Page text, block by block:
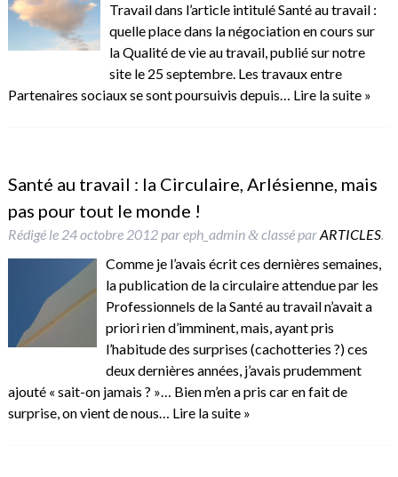
Travail dans l’article intitulé Santé au travail :
quelle place dans la négociation en cours sur
la Qualité de vie au travail, publié sur notre
site le 25 septembre. Les travaux entre
Partenaires sociaux se sont poursuivis depuis… Lire la suite »
Santé au travail : la Circulaire, Arlésienne, mais
pas pour tout le monde !
Rédigé le 24 octobre 2012pareph_admin &classé parARTICLES.
Comme je l’avais écrit ces dernières semaines,
la publication de la circulaire attendue par les
Professionnels de la Santé au travail n’avait a
priori rien d’imminent, mais, ayant pris
l’habitude des surprises (cachotteries ?) ces
deux dernières années, j’avais prudemment
ajouté « sait-on jamais ? »… Bien m’en a pris car en fait de
surprise, on vient de nous… Lire la suite »